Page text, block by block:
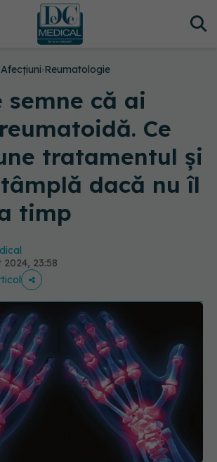
›Reumatologie
semne că ai
Ce
tratamentul și
dacă nu îl
timp
23:58